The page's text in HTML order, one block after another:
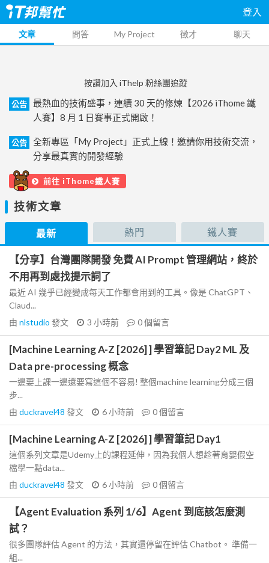
登入
文章 問答 My Project 徵才 聊天
按讚加入 iThelp 粉絲團追蹤
公告
最熱血的技術盛事，連續 30 天的修煉【2026 iThome 鐵
人賽】8 月 1 日賽事正式開啟！
公告
全新專區「My Project」正式上線！邀請你用技術交流，
分享最真實的開發經驗
前往 iThome鐵人賽
技術文章
最新 熱門 鐵人賽
【分享】台灣團隊開發 免費 AI Prompt 管理網站，終於
不用再到處找提示詞了
最近 AI 幾乎已經變成每天工作都會用到的工具。像是 ChatGPT、
Claud...
由 nlstudio 發文 3 小時前 0個留言
[Machine Learning A-Z [2026] ] 學習筆記 Day2 ML 及
Data pre-processing 概念
一邊要上課一邊還要寫這個不容易! 整個machine learning分成三個
步...
由 duckravel48 發文 6 小時前 0個留言
[Machine Learning A-Z [2026] ] 學習筆記 Day1
這個系列文章是Udemy上的課程延伸，因為我個人想趁著育嬰假空
檔學一點data...
由 duckravel48 發文 6 小時前 0個留言
【Agent Evaluation 系列 1/6】Agent 到底該怎麼測
試？
很多團隊評估 Agent 的方法，其實還停留在評估 Chatbot。 準備一
組...